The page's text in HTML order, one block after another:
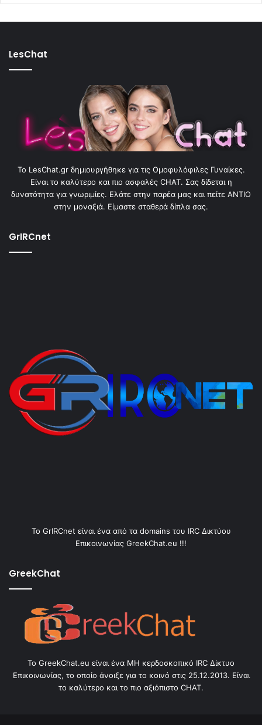
LesChat
To LesChat.gr δημιουργήθηκε για τις Ομοφυλόφιλες Γυναίκες.
Είναι το καλύτερο και πιο ασφαλές CHAT. Σας δίδεται η
δυνατότητα για γνωριμίες. Ελάτε στην παρέα μας και πείτε ΑΝΤΙΟ
στην μοναξιά. Είμαστε σταθερά δίπλα σας.
GrIRCnet
Το GrIRCnet είναι ένα από τα domains του IRC Δικτύου
Επικοινωνίας GreekChat.eu !!!
GreekChat
Το GreekChat.eu είναι ένα ΜΗ κερδοσκοπικό IRC Δίκτυο
Επικοινωνίας, το οποίο άνοιξε για το κοινό στις 25.12.2013. Είναι
το καλύτερο και το πιο αξιόπιστο CHAT.